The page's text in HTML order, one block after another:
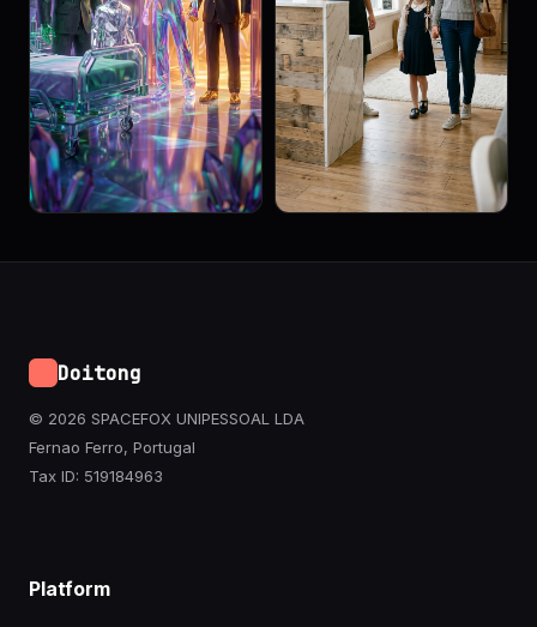
Doitong
© 2026 SPACEFOX UNIPESSOAL LDA
Fernao Ferro, Portugal
Tax ID: 519184963
Platform